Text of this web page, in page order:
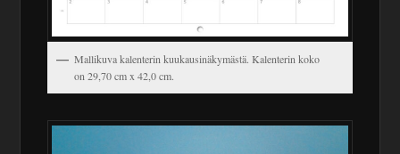
Mallikuva kalenterin kuukausinäkymästä. Kalenterin koko
on 29,70 cm x 42,0 cm.